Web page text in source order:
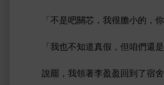
「 吧 芯， 很膽 ，
「 也 真假，但咱們還
罷， 領著李盈盈回到 宿舍